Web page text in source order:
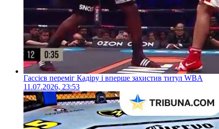
Гассієв переміг Кадіру і вперше захистив титул WBA
11.07.2026, 23:53